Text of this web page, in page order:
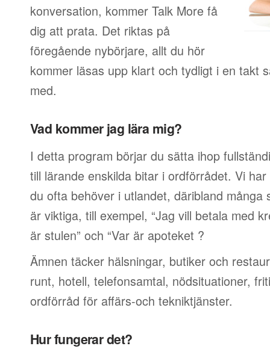
konversation, kommer Talk More få
dig att prata. Det riktas på
föregående nybörjare, allt du hör
kommer läsas upp klart och tydligt i en takt
med.
Vad kommer jag lära mig?
I detta program börjar du sätta ihop
till lärande enskilda bitar i ordförrådet. Vi
du ofta behöver i utlandet, däribland många
är viktiga, till exempel, “Jag vill betala med
är stulen” och “Var är apoteket ?
Ämnen täcker hälsningar, butiker och
runt, hotell, telefonsamtal, nödsituationer,
ordförråd för affärs-och tekniktjänster.
Hur fungerar det?